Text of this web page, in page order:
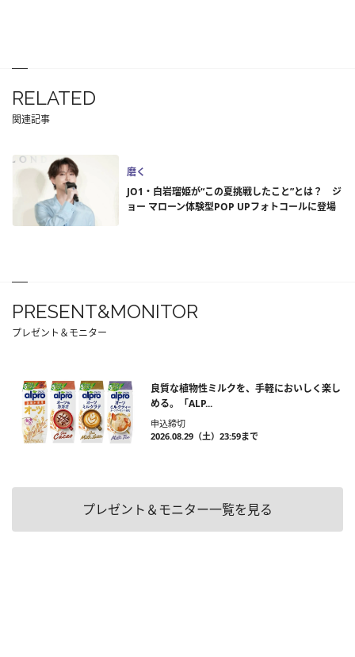
RELATED
関連記事
磨く
JO1・白岩瑠姫が“この夏挑戦したこと”とは？ ジ
ョー マローン体験型POP UPフォトコールに登場
PRESENT&MONITOR
プレゼント＆モニター
良質な植物性ミルクを、手軽においしく楽し
める。「ALP...
申込締切
2026.08.29（土）23:59まで
プレゼント＆モニター一覧を見る